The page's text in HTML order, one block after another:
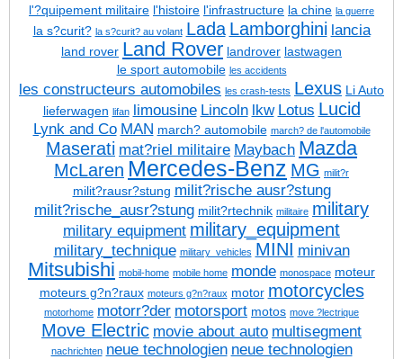
l'?quipement militaire l'histoire l'infrastructure la chine la guerre
la s?curit? la s?curit? au volant Lada Lamborghini lancia
land rover Land Rover landrover lastwagen
le sport automobile les accidents
les constructeurs automobiles les crash-tests Lexus Li Auto
lieferwagen lifan limousine Lincoln lkw Lotus Lucid
Lynk and Co MAN march? automobile march? de l'automobile
Maserati mat?riel militaire Maybach Mazda
McLaren Mercedes-Benz MG milit?r
milit?rausr?stung milit?rische ausr?stung
milit?rische_ausr?stung milit?rtechnik militaire military
military equipment military_equipment
military_technique military_vehicles MINI minivan
Mitsubishi mobil-home mobile home monde monospace moteur
moteurs g?n?raux moteurs g?n?raux motor motorcycles
motorhome motorr?der motorsport motos move ?lectrique
Move Electric movie about auto multisegment
nachrichten neue technologien neue technologien